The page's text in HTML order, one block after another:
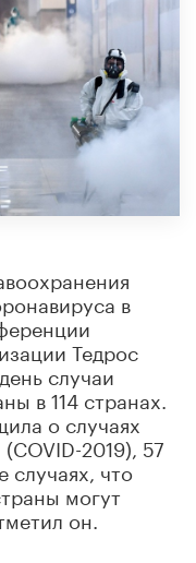
в
Тедрос
случаи
в 114 странах.
о случаях
2019), 57
случаях, что
могут
он.